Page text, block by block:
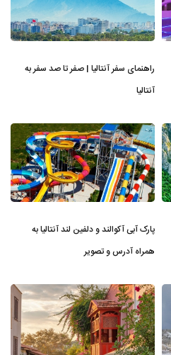
راهنمای سفر آنتالیا | صفر تا صد سفر به
آنتالیا
پارک آبی آکوالند و دلفین لند آنتالیا به
همراه آدرس و تصویر